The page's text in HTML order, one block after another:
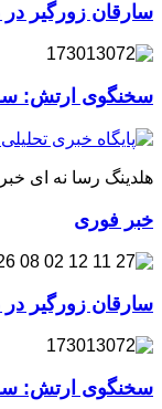
سارقان زورگیر
سخنگوی ارتش: سرنوشت ۳ خلبان ما
هلدینگ رسا نه ای
خبر فوری
سارقان زورگیر
سخنگوی ارتش: سرنوشت ۳ خلبان ما